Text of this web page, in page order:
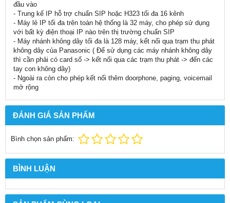
đầu vào
- Trung kế IP hỗ trợ chuẩn SIP hoặc H323 tối đa 16 kênh
- Máy lẻ IP tối đa trên toàn hệ thống là 32 máy, cho phép sử dụng
với bất kỳ điện thoại IP nào trên thị trường chuẩn SIP
- Máy nhánh không dây tối đa là 128 máy, kết nối qua trạm thu phát
không dây của Panasonic ( Để sử dụng các máy nhánh không dây
thì cần phải có card số -> kết nối qua các trạm thu phát -> đến các
tay con không dây)
- Ngoài ra còn cho phép kết nối thêm doorphone, paging, voicemail
mở rộng
ĐÁNH GIÁ SẢN PHẨM
Bình chọn sản phẩm:
BÌNH LUẬN